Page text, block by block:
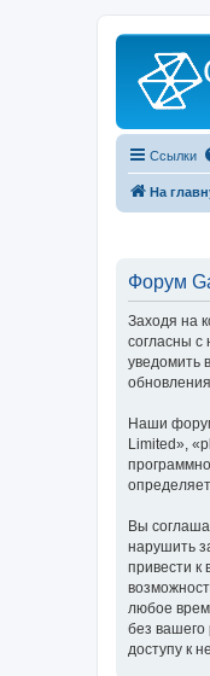
Ссылки
На
Форум
Заходя на
согласны
уведомить
Наши
Limited»,
Вы
нарушить
привести к
любое
без вашего
доступу к